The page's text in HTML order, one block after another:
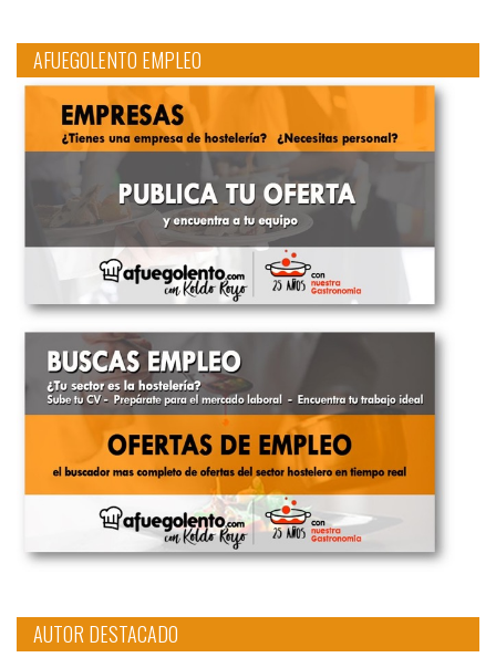
AFUEGOLENTO EMPLEO
AUTOR DESTACADO